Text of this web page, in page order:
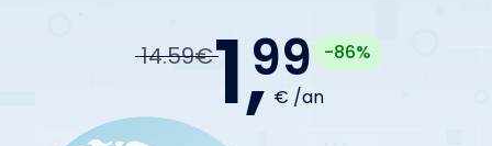
14.59€1,99
€ /an
-86%